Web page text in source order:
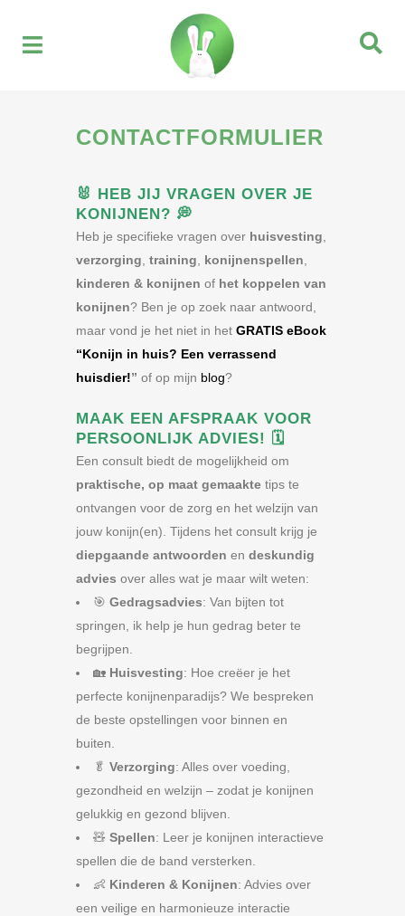
CONTACTFORMULIER
🐰 HEB JIJ VRAGEN OVER JE
KONIJNEN? 💭
Heb je specifieke vragen over huisvesting
verzorging training konijnenspellen
kinderen & konijnen of het koppelen van
konijnen? Ben je op zoek naar antwoord,
maar vond je het niet in het GRATIS eBook
“Konijn in huis? Een verrassend
huisdier!” of op mijn blog?
MAAK EEN AFSPRAAK VOOR
PERSOONLIJK ADVIES! 🗓️
Een consult biedt de mogelijkheid om
praktische, op maat gemaakte tips te
ontvangen voor de zorg en het welzijn van
jouw konijn(en). Tijdens het consult krijg je
diepgaande antwoorden en deskundig
advies over alles wat je maar wilt weten:
🎯 Gedragsadvies: Van bijten tot
springen, ik help je hun gedrag beter te
begrijpen.
🏡 Huisvesting: Hoe creëer je het
perfecte konijnenparadijs? We bespreken
de beste opstellingen voor binnen en
buiten.
🥬 Verzorging: Alles over voeding,
gezondheid en welzijn – zodat je konijnen
gelukkig en gezond blijven.
🧸 Spellen: Leer je konijnen interactieve
spellen die de band versterken.
👶 Kinderen & Konijnen: Advies over
een veilige en harmonieuze interactie